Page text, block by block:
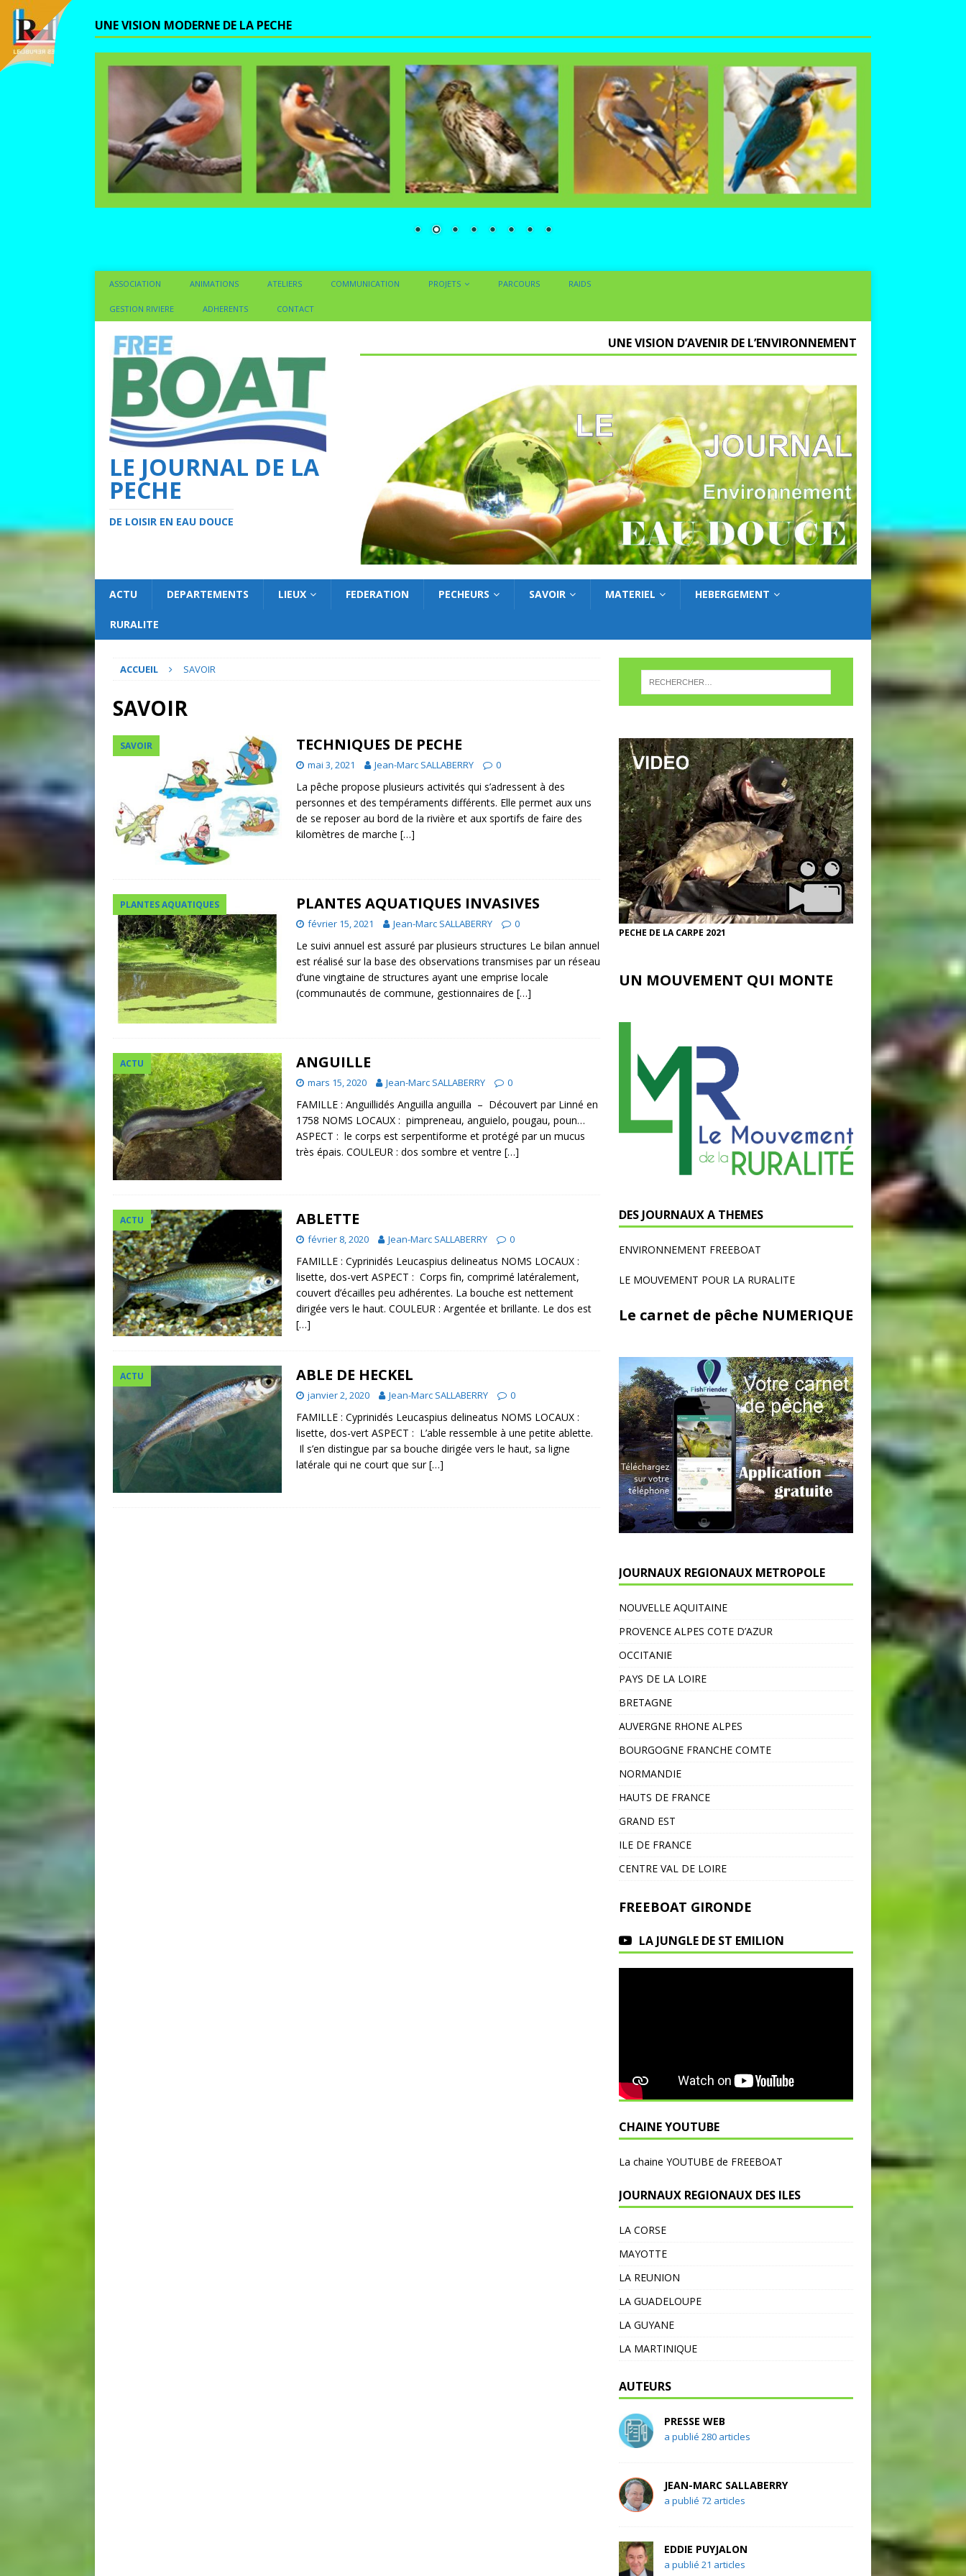
UNE VISION MODERNE DE LA PECHE
ASSOCIATION ANIMATIONS ATELIERS COMMUNICATION PROJETS PARCOURS RAIDS
GESTION RIVIERE ADHERENTS CONTACT
LE JOURNAL DE LA
PECHE
DE LOISIR EN EAU DOUCE
UNE VISION D’AVENIR DE L’ENVIRONNEMENT
ACTU DEPARTEMENTS LIEUX FEDERATION PECHEURS SAVOIR MATERIEL HEBERGEMENT
RURALITE
ACCUEIL SAVOIR
SAVOIR
SAVOIR TECHNIQUES DE PECHE
mai 3, 2021 Jean-Marc SALLABERRY 0
La pêche propose plusieurs activités qui s’adressent à des
personnes et des tempéraments différents. Elle permet aux uns
de se reposer au bord de la rivière et aux sportifs de faire des
kilomètres de marche […]
PLANTES AQUATIQUES PLANTES AQUATIQUES INVASIVES
février 15, 2021 Jean-Marc SALLABERRY 0
Le suivi annuel est assuré par plusieurs structures Le bilan annuel
est réalisé sur la base des observations transmises par un réseau
d’une vingtaine de structures ayant une emprise locale
(communautés de commune, gestionnaires de […]
ACTU ANGUILLE
mars 15, 2020 Jean-Marc SALLABERRY 0
FAMILLE : Anguillidés Anguilla anguilla – Découvert par Linné en
1758 NOMS LOCAUX : pimpreneau, anguielo, pougau, poun…
ASPECT : le corps est serpentiforme et protégé par un mucus
très épais. COULEUR : dos sombre et ventre […]
ACTU ABLETTE
février 8, 2020 Jean-Marc SALLABERRY 0
FAMILLE : Cyprinidés Leucaspius delineatus NOMS LOCAUX :
lisette, dos-vert ASPECT : Corps fin, comprimé latéralement,
couvert d’écailles peu adhérentes. La bouche est nettement
dirigée vers le haut. COULEUR : Argentée et brillante. Le dos est
[…]
ACTU ABLE DE HECKEL
janvier 2, 2020 Jean-Marc SALLABERRY 0
FAMILLE : Cyprinidés Leucaspius delineatus NOMS LOCAUX :
lisette, dos-vert ASPECT : L’able ressemble à une petite ablette.
Il s’en distingue par sa bouche dirigée vers le haut, sa ligne
latérale qui ne court que sur[…]
PECHE DE LA CARPE 2021
UN MOUVEMENT QUI MONTE
DES JOURNAUX A THEMES
ENVIRONNEMENT FREEBOAT
LE MOUVEMENT POUR LA RURALITE
Le carnet de pêche NUMERIQUE
JOURNAUX REGIONAUX METROPOLE
NOUVELLE AQUITAINE
PROVENCE ALPES COTE D’AZUR
OCCITANIE
PAYS DE LA LOIRE
BRETAGNE
AUVERGNE RHONE ALPES
BOURGOGNE FRANCHE COMTE
NORMANDIE
HAUTS DE FRANCE
GRAND EST
ILE DE FRANCE
CENTRE VAL DE LOIRE
FREEBOAT GIRONDE
LA JUNGLE DE ST EMILION
CHAINE YOUTUBE
La chaine YOUTUBE de FREEBOAT
JOURNAUX REGIONAUX DES ILES
LA CORSE
MAYOTTE
LA REUNION
LA GUADELOUPE
LA GUYANE
LA MARTINIQUE
AUTEURS
PRESSE WEB
a publié 280 articles
JEAN-MARC SALLABERRY
a publié 72 articles
EDDIE PUYJALON
a publié 21 articles